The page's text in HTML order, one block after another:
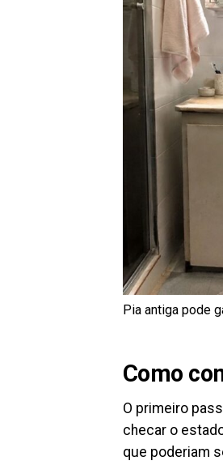
Pia antiga pode
Como
O primeiro
checar o
que poderiam